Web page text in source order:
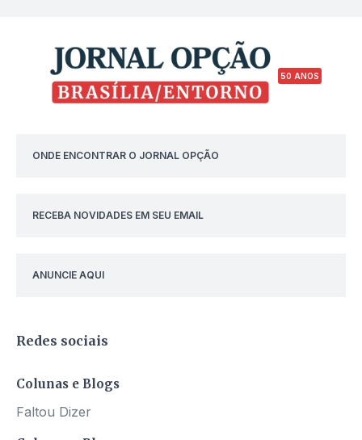
50 ANOS
ONDE ENCONTRAR O JORNAL OPÇÃO
RECEBA NOVIDADES EM SEU EMAIL
ANUNCIE AQUI
Redes sociais
Colunas e Blogs
Faltou Dizer